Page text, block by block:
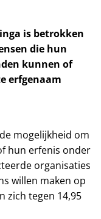
is betrokken
die hun
kunnen of
erfgenaam
mogelijkheid om
hun erfenis onder
organisaties
willen maken op
zich tegen 14,95